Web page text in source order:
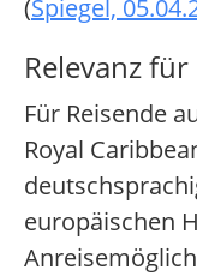
(Spiegel,
Relevanz
Für Reisende
Royal
europäischen